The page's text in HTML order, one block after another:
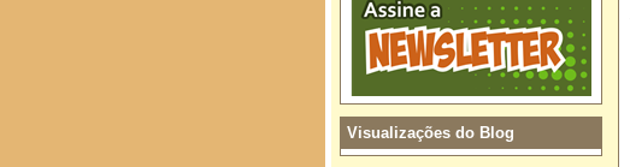
Visualizações do Blog